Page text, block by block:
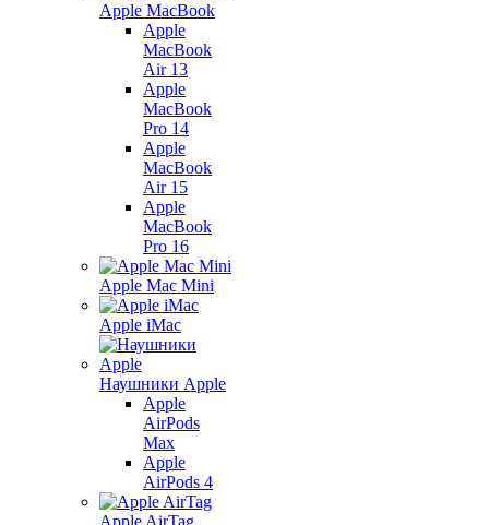
Apple MacBook
Apple
MacBook
Air 13
Apple
MacBook
Pro 14
Apple
MacBook
Air 15
Apple
MacBook
Pro 16
Apple Mac Mini
Apple iMac
Наушники Apple
Apple
AirPods
Max
Apple
AirPods 4
Apple AirTag